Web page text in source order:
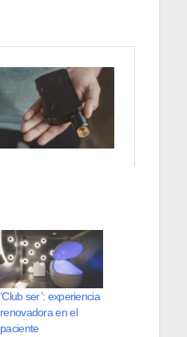
‘Club ser’: experiencia
renovadora en el
paciente